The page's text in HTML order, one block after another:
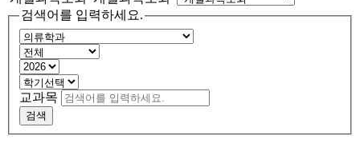
검색어를 입력하세요.
교과목
검색